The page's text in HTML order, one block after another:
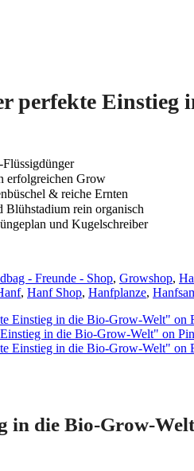
perfekte Einstieg
erfolgreichen Grow
& reiche Ernten
Blühstadium rein organisch
und Kugelschreiber
- Freunde - Shop, Growshop,
, Hanf Shop, Hanfplanze,
Einstieg in die Bio-Grow-Welt" on
in die Bio-Grow-Welt" on
Einstieg in die Bio-Grow-Welt" on
in die Bio-Grow-Welt